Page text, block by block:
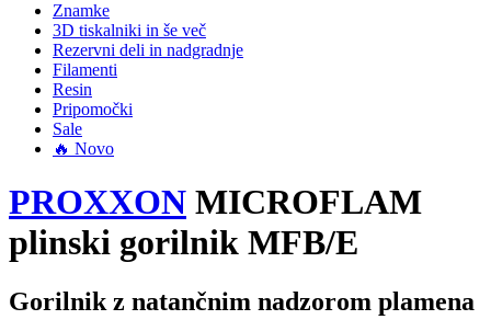
Znamke
3D tiskalniki in še več
Rezervni deli in nadgradnje
Filamenti
Resin
Pripomočki
Sale
🔥 Novo
PROXXON MICROFLAM
plinski gorilnik MFB/E
Gorilnik z natančnim nadzorom plamena